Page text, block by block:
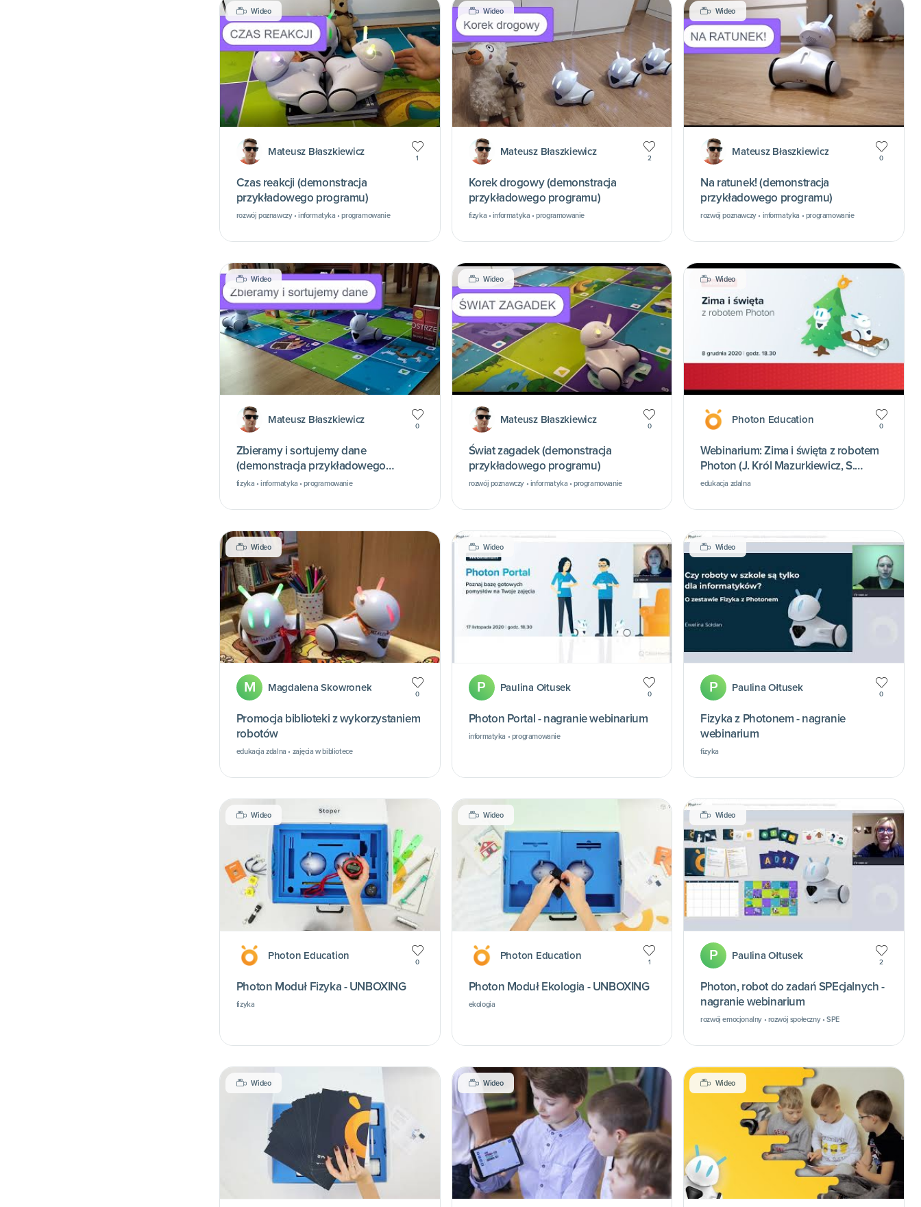
Wideo
Mateusz Błaszkiewicz
1
Czas reakcji (demonstracja
przykładowego programu)
rozwój poznawczy • informatyka • programowanie
Wideo
Mateusz Błaszkiewicz
2
Korek drogowy (demonstracja
przykładowego programu)
fizyka • informatyka • programowanie
Wideo
Mateusz Błaszkiewicz
0
Na ratunek! (demonstracja
przykładowego programu)
rozwój poznawczy • informatyka • programowanie
Wideo
Mateusz Błaszkiewicz
0
Zbieramy i sortujemy dane
(demonstracja przykładowego
programu)
fizyka • informatyka • programowanie
Wideo
Mateusz Błaszkiewicz
0
Świat zagadek (demonstracja
przykładowego programu)
rozwój poznawczy • informatyka • programowanie
Wideo
Photon Education
0
Webinarium: Zima i święta z robotem
Photon (J. Król Mazurkiewicz, S.
Romanowska, K. Połom)
edukacja zdalna
Wideo
M Magdalena Skowronek
0
Promocja biblioteki z wykorzystaniem
robotów
edukacja zdalna • zajęcia w bibliotece
Wideo
P Paulina Ołtusek
0
Photon Portal - nagranie webinarium
informatyka • programowanie
Wideo
P Paulina Ołtusek
0
Fizyka z Photonem - nagranie
webinarium
fizyka
Wideo
Photon Education
0
Photon Moduł Fizyka - UNBOXING
fizyka
Wideo
Photon Education
1
Photon Moduł Ekologia - UNBOXING
ekologia
Wideo
P Paulina Ołtusek
2
Photon, robot do zadań SPEcjalnych -
nagranie webinarium
rozwój emocjonalny • rozwój społeczny • SPE
Wideo Wideo Wideo